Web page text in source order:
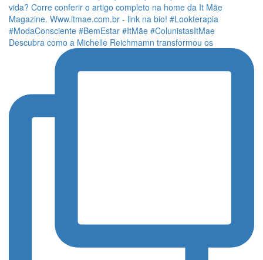
Descubra como a Michelle Reichmamn transformou os